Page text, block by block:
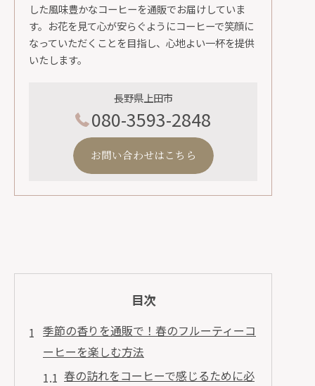
した風味豊かなコーヒーを通販でお届けしていま
す。お花を見て心が安らぐようにコーヒーで笑顔に
なっていただくことを目指し、心地よい一杯を提供
いたします。
長野県上田市
080-3593-2848
お問い合わせはこちら
目次
季節の香りを通販で！春のフルーティーコ
ーヒーを楽しむ方法
春の訪れをコーヒーで感じるために必